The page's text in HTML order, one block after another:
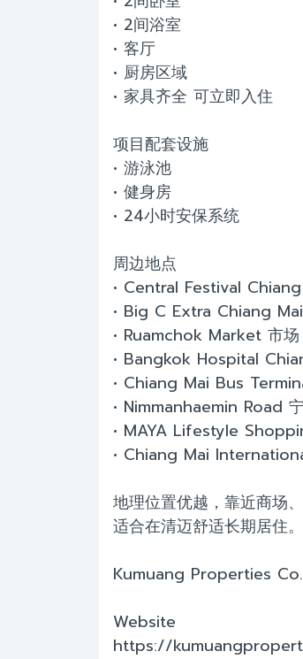
• 2间浴室
• 客厅
• 厨房区域
• 家具齐全 可立即入住
项目配套设施
• 游泳池
• 健身房
• 24小时安保系统
周边地点
• Central Festival
• Big C Extra Chiang
• Ruamchok Market 市
• Bangkok Hospital
• Chiang Mai Bus
• Nimmanhaemin Road
• MAYA Lifestyle
• Chiang Mai
地理位置优越，靠近商场
适合在清迈舒适长期居住。
Kumuang Properties
Website
https://